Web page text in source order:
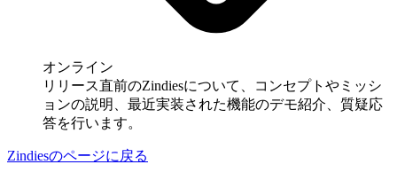
オンライン
リリース直前のZindiesについて、コンセプトやミッシ
ョンの説明、最近実装された機能のデモ紹介、質疑応
答を行います。
Zindiesのページに戻る